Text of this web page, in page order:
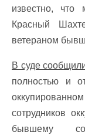
известно, что
Красный
ветераном
В суде
полностью и
сотрудников
бывшему